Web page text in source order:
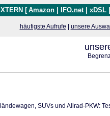
[ Amazon IFO.net xDSL
häufigste Aufrufe unsere
SUVs und Allrad-PKW: